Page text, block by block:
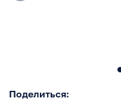
Поделиться: